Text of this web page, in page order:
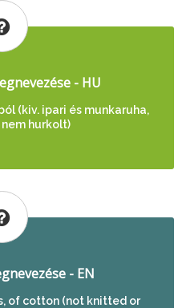
- HU
(kiv. ipari és munkaruha,
hurkolt)
- EN
of cotton (not knitted or